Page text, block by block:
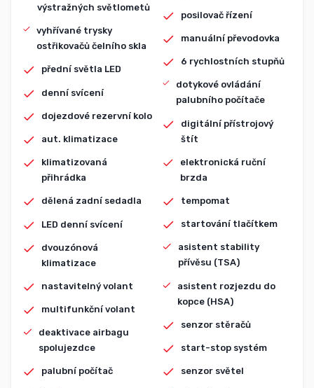
výstražných světlometů
vyhřívané trysky
ostřikovačů čelního skla
přední světla LED
denní svícení
dojezdové rezervní kolo
aut. klimatizace
klimatizovaná
přihrádka
dělená zadní sedadla
LED denní svícení
dvouzónová
klimatizace
nastavitelný volant
multifunkční volant
deaktivace airbagu
spolujezdce
palubní počítač
posilovač řízení
manuální převodovka
6 rychlostních stupňů
dotykové ovládání
palubního počítače
digitální přístrojový
štít
elektronická ruční
brzda
tempomat
startování tlačítkem
asistent stability
přívěsu (TSA)
asistent rozjezdu do
kopce (HSA)
senzor stěračů
start-stop systém
senzor světel